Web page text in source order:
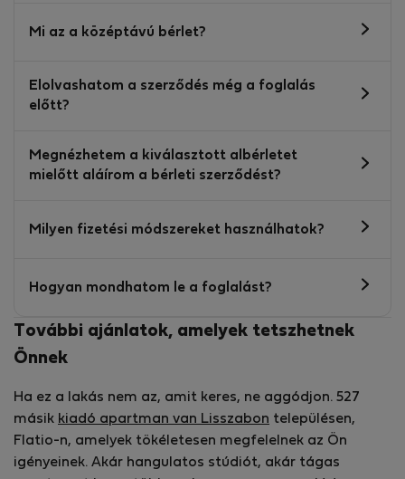
Mi az a középtávú bérlet?
Elolvashatom a szerződés még a foglalás
előtt?
Megnézhetem a kiválasztott albérletet
mielőtt aláírom a bérleti szerződést?
Milyen fizetési módszereket használhatok?
Hogyan mondhatom le a foglalást?
További ajánlatok, amelyek tetszhetnek
Önnek
Ha ez a lakás nem az, amit keres, ne aggódjon. 527
másik kiadó apartman van Lisszabon településen,
Flatio-n, amelyek tökéletesen megfelelnek az Ön
igényeinek. Akár hangulatos stúdiót, akár tágas